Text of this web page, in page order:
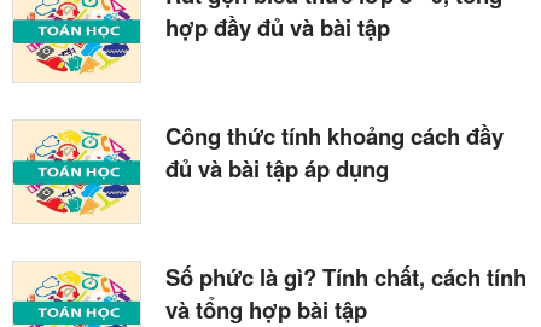
hợp đầy đủ và bài tập
Công thức tính khoảng cách đầy
đủ và bài tập áp dụng
Số phức là gì? Tính chất, cách tính
và tổng hợp bài tập